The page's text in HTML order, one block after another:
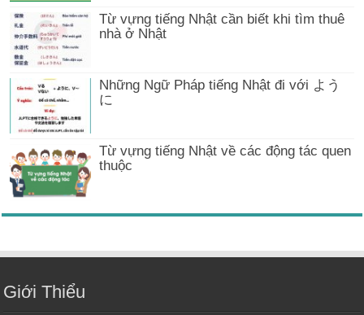
Từ vựng tiếng Nhật cần biết khi tìm thuê
nhà ở Nhật
Những Ngữ Pháp tiếng Nhật đi với よう
に
Từ vựng tiếng Nhật về các động tác quen
thuộc
Giới Thiểu